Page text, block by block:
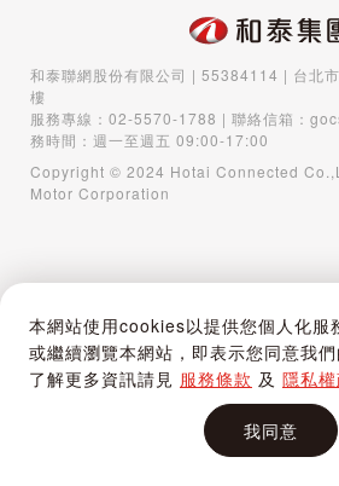
本網站使用cookies以提供您個人化服
或繼續瀏覽本網站，即表示您同意我
了解更多資訊請見 服務條款 及 隱私
我同意
購物車
和泰聯網股份有限公司 | 55384114 | 台北
樓
服務專線： 02-5570-1788 | 聯絡信箱：
務時間：週一至週五 09:00-17:00
Copyright © 2024 Hotai Connected
Motor Corporation